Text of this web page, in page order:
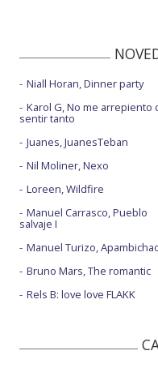
Niall Horan, Dinner party
Karol G, No me arrepiento
sentir tanto
Juanes, JuanesTeban
Nil Moliner, Nexo
Loreen, Wildfire
Manuel Carrasco, Pueblo
salvaje I
Manuel Turizo,
Bruno Mars, The romantic
Rels B: love love FLAKK